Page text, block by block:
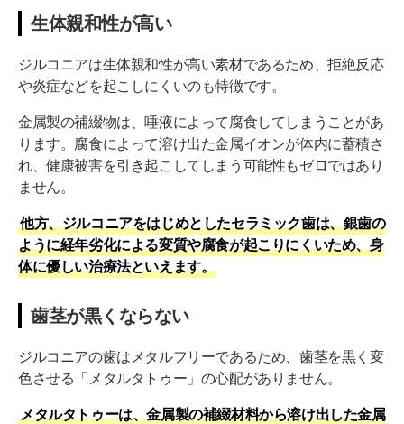
生体親和性が高い
ジルコニアは生体親和性が高い素材であるため、拒絶反応
や炎症などを起こしにくいのも特徴です。
金属製の補綴物は、唾液によって腐食してしまうことがあ
ります。腐食によって溶け出た金属イオンが体内に蓄積さ
れ、健康被害を引き起こしてしまう可能性もゼロではあり
ません。
他方、ジルコニアをはじめとしたセラミック歯は、銀歯の
ように経年劣化による変質や腐食が起こりにくいため、身
体に優しい治療法といえます。
歯茎が黒くならない
ジルコニアの歯はメタルフリーであるため、歯茎を黒く変
色させる「メタルタトゥー」の心配がありません。
メタルタトゥーは、金属製の補綴材料から溶け出した金属